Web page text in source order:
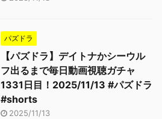
パズドラ
【パズドラ】デイトナかシーウル
フ出るまで毎日動画視聴ガチャ
1331日目！2025/11/13 #パズドラ
#shorts
2025/11/13